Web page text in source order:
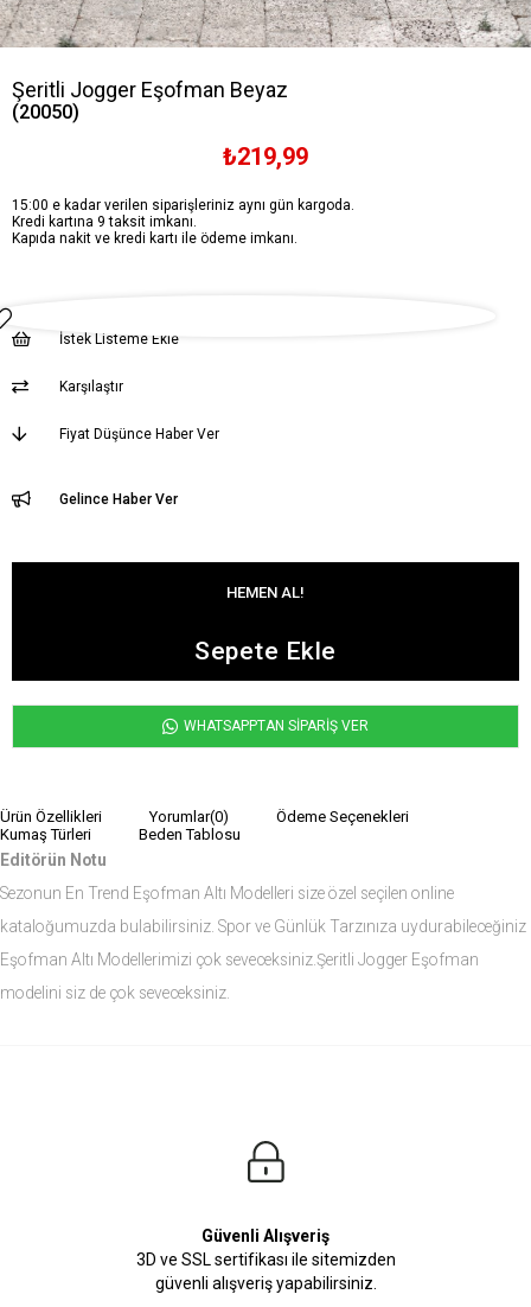
Şeritli Jogger Eşofman Beyaz
(20050)
₺219,99
15:00 e kadar verilen siparişleriniz aynı gün kargoda.
Kredi kartına 9 taksit imkanı.
Kapıda nakit ve kredi kartı ile ödeme imkanı.
İstek Listeme Ekle
Karşılaştır
Fiyat Düşünce Haber Ver
Gelince Haber Ver
WHATSAPPTAN SİPARİŞ VER
Ürün Özellikleri Yorumlar(0)
Ödeme Seçenekleri
Kumaş Türleri
Beden Tablosu
Editörün Notu
Sezonun En Trend Eşofman Altı Modelleri size özel seçilen online
kataloğumuzda bulabilirsiniz. Spor ve Günlük Tarzınıza uydurabileceğiniz
Eşofman Altı Modellerimizi çok seveceksiniz.Şeritli Jogger Eşofman
modelini siz de çok seveceksiniz.
Manken Bedenleri Üst Grup M, Alt Grup 33 Beden ( Medium )
Güvenli Alışveriş
3D ve SSL sertifikası ile sitemizden
güvenli alışveriş yapabilirsiniz.